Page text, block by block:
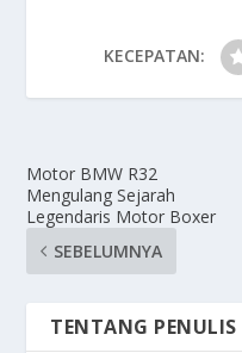
KECEPATAN:
Motor BMW R32
Mengulang Sejarah
Legendaris Motor Boxer
SEBELUMNYA
TENTANG PENULIS